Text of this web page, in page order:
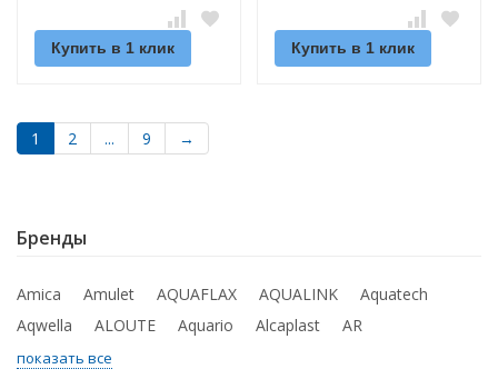
Купить в 1 клик Купить в 1 клик
1 2 ... 9 →
Бренды
Amica Amulet AQUAFLAX AQUALINK
Aquatech
Aqwella
ALOUTE Aquario Alcaplast AR
показать все